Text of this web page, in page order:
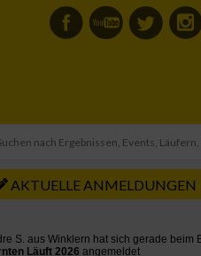
AKTUELLE ANMELDUNGEN